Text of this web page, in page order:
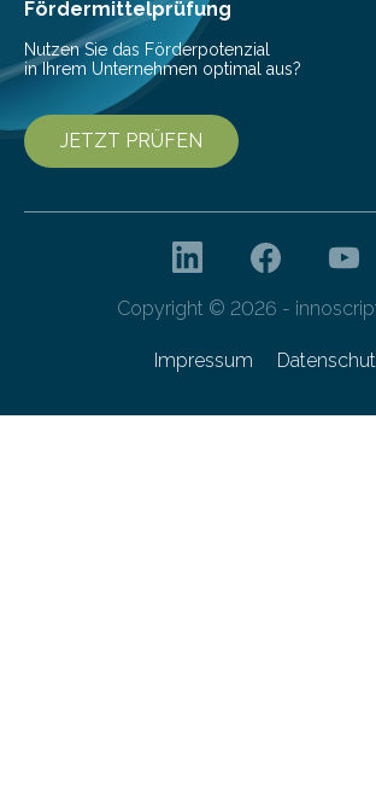
Fördermittelprüfung
Nutzen Sie das Förderpotenzial
in Ihrem Unternehmen optimal aus?
JETZT PRÜFEN
Copyright © 2026 -
Impressum